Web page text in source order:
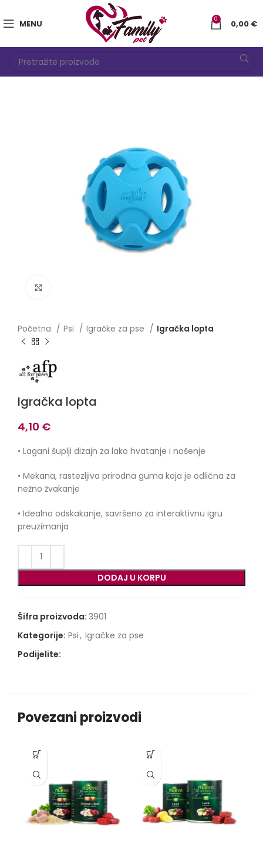
MENU 0 0,00 €
Početna Psi Igračke za pse Igračka lopta
Igračka lopta
4,10 €
• Lagani šuplji dizajn za lako hvatanje i nošenje
• Mekana, rastezljiva prirodna guma koja je odlična za
nežno žvakanje
• Idealno odskakanje, savršeno za interaktivnu igru ​​
preuzimanja
DODAJ U KORPU
Šifra proizvoda: 3901
Kategorije: Psi, Igračke za pse
Podijelite:
Povezani proizvodi